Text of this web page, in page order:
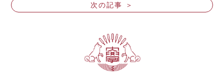
次の記事 ＞